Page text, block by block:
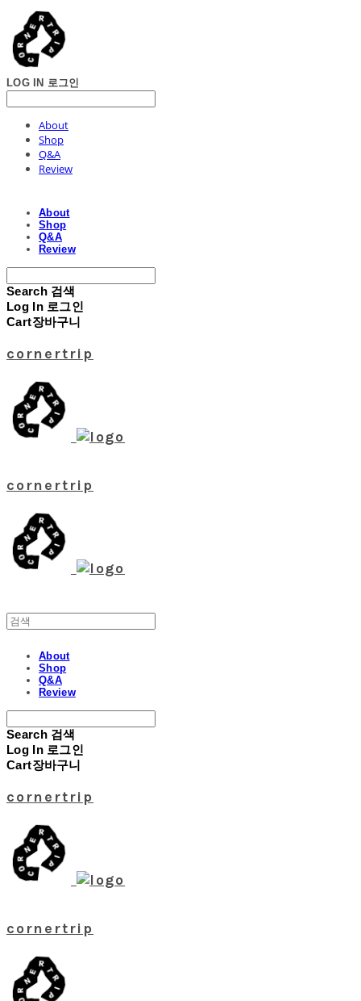
LOG IN 로그인
About
Shop
Q&A
Review
About
Shop
Q&A
Review
Search 검색
Log In 로그인
Cart장바구니
cornertrip
cornertrip
About
Shop
Q&A
Review
Search 검색
Log In 로그인
Cart장바구니
cornertrip
cornertrip